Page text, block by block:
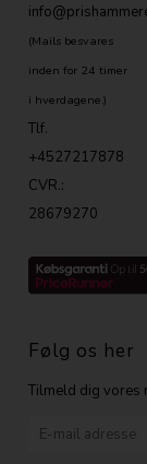
(Mails besvares
inden for 24 timer
i hverdagene.)
Tlf.
+4527217878
CVR.:
28679270
Følg os her
Tilmeld dig vores